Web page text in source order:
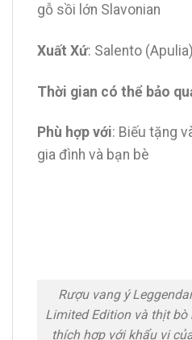
gỗ sồi lớn Slavonian
Xuất Xứ: Salento
Thời gian có thể bảo
Phù hợp với: Biếu tặng
gia đình và bạn bè
Rượu vang ý
Limited Edition và thịt
thích hợp với khẩu vị